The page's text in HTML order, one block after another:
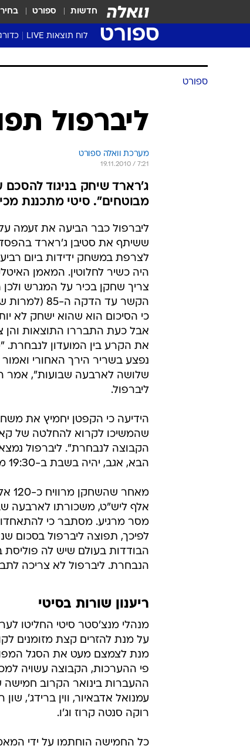
חדשות ספורט
ספורט לוח תוצאות LIVE
ספורט
ליברפול
מערכת וואלה ספורט
19.11.2010 / 7:21
ג'רארד שיחק בניגוד להסכם
מבוטחים". סיטי מתכננת
ליברפול כבר הביעה את זעמה
לצרפת במשחק ידידות ביום
היה כשיר לחלוטין. המאמן
צריך שחקן בכיר על המגרש
הקשר עד הדקה
אבל כעת התבררו התוצאות והן
את הקרע בין המועדון לנבחרת.
נפצע בשריר הירך האחורי ואמור
שלושה לארבעה שבועות", אמר
ליברפול.
הידיעה כי הקפטן יחמיץ את
שהמשיכו לקרוא להחלטה של
הבא, אגב, יהיה בשבת ב-19:30 מול ווסטהאם של אברהם גרנט.
אלף ליש"ט, משכורתו לארבעה
מסר מרגיע. מסתבר כי
לפיכך, תפוצה ליברפול בסכום
הבודדות בעולם שיש לה
הנבחרת. ליברפול לא צריכה
ריענון שורות בסיטי
מנהלי מנצ'סטר סיטי החליטו
על מנת להזרים קצת מזומנים
מנת לצמצם מעט את הסגל
פי ההערכות, הקבוצה עשויה
ההעברות בינואר הקרוב חמישה
עמנואל אדבאיור, ווין ברידג', שון
רוקה סנטה קרוז וג'ו.
כל החמישה הוחתמו על ידי